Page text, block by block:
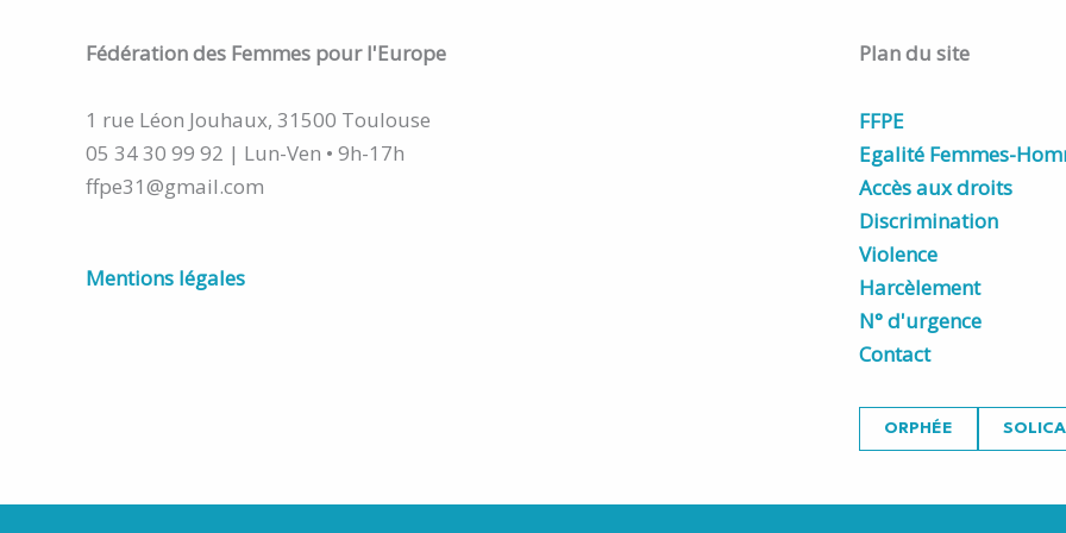
Fédérationdes Femmes pour l'Europe
1 rue Léon Jouhaux, 31500 Toulouse
05 34 30 99 92 | Lun-Ven • 9h-17h
ffpe31@gmail.com
Mentions légales
Plan du site
FFPE
Egalité Femmes-
Accès aux droits
Discrimination
Violence
Harcèlement
N° d'urgence
Contact
ORPHÉE